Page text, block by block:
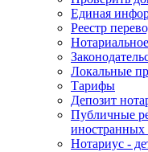
Единая
Реестр
Локальные
Тарифы
Депозит
Публичные
иностранных
Нотариус -